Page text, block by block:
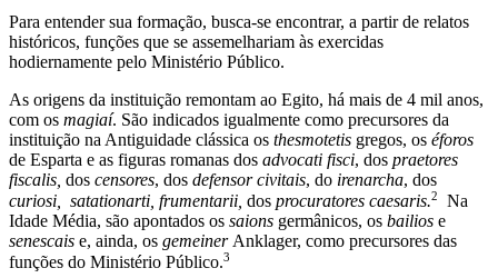
Para entender sua formação, busca-se encontrar, a partir de relatos
históricos, funções que se assemelhariam às exercidas
hodiernamente pelo Ministério Público.
As origens da instituição remontam ao Egito, há mais de 4 mil anos,
com os magiaí. São indicados igualmente como precursores da
instituição na Antiguidade clássica os thesmotetis gregos, os éforos
de Esparta e as figuras romanas dos advocati fisci, dos praetores
fiscalis, dos censores, dos defensor civitais, do irenarcha, dos
curiosi, satationarti, frumentarii, dos procuratores caesaris.2
Na
Idade Média, são apontados os saions germânicos, os bailios e
senescais e, ainda, os gemeiner Anklager, como precursores das
funções do Ministério Público.3